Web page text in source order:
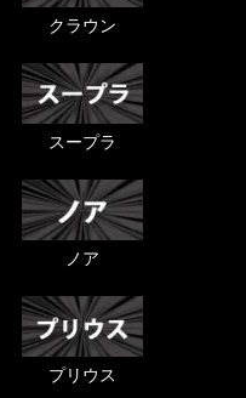
クラウン
スープラ
ノア
プリウス